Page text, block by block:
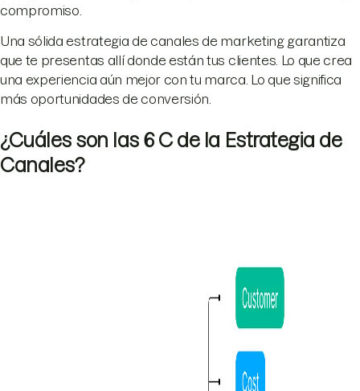
compromiso.
Una sólida estrategia de canales de marketing garantiza
que te presentas allí donde están tus clientes. Lo que crea
una experiencia aún mejor con tu marca. Lo que significa
más oportunidades de conversión.
¿Cuáles son las 6 C de la Estrategia de
Canales?